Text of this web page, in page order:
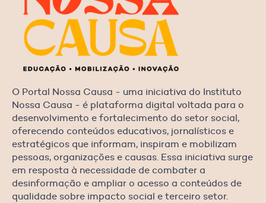
O Portal Nossa Causa - uma iniciativa do Instituto
Nossa Causa - é plataforma digital voltada para o
desenvolvimento e fortalecimento do setor social,
oferecendo conteúdos educativos, jornalísticos e
estratégicos que informam, inspiram e mobilizam
pessoas, organizações e causas. Essa iniciativa surge
em resposta à necessidade de combater a
desinformação e ampliar o acesso a conteúdos de
qualidade sobre impacto social e terceiro setor.